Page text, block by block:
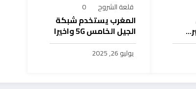
قلعة الشروح 0
المغرب يستخدم شبكة
الجيل الخامس 5G واخيرا
يوليو 26, 2025